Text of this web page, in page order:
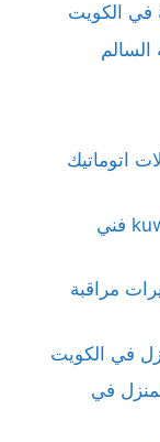
في الكويت
اتوماتيك
صيانة غسالة ملابس النهضة kuwait repair فني
مراقبة
في الكويت
في